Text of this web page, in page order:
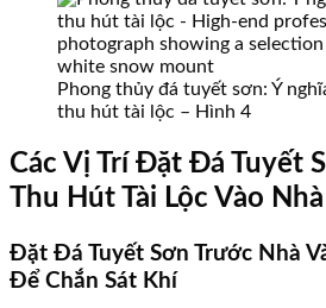
Phong thủy đá tuyết sơn: Ý
thu hút tài lộc – Hình 4
Các Vị Trí Đặt Đá Tuyết
Thu Hút Tài Lộc Vào Nhà
Đặt Đá Tuyết Sơn Trước Nhà
Để Chắn Sát Khí